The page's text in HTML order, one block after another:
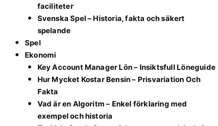
faciliteter
Svenska Spel – Historia, fakta och säkert
spelande
Spel
Ekonomi
Key Account Manager Lön – Insiktsfull Löneguide
Hur Mycket Kostar Bensin – Prisvariation Och
Fakta
Vad är en Algoritm – Enkel förklaring med
exempel och historia